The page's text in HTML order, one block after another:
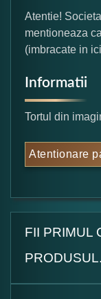
Atentie!
mentioneaza
(imbracate in
Informatii
Tortul din
Atentionare
FII PRIMUL